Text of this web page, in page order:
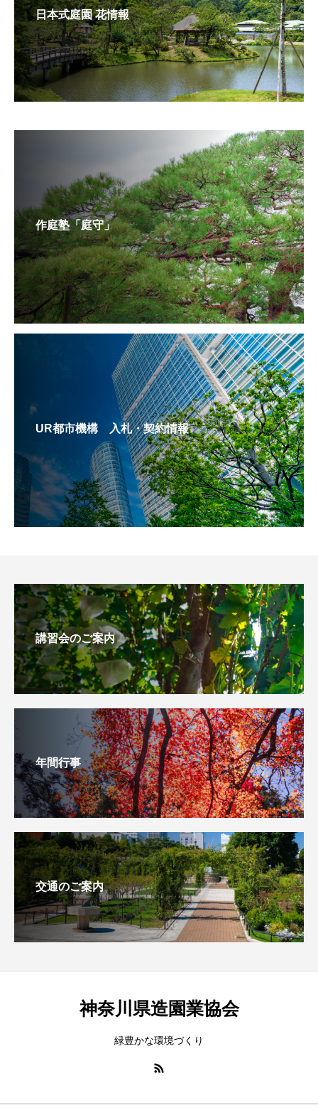
日本式庭園 花情報
作庭塾「庭守」
UR都市機構 入札・契約情報
講習会のご案内
年間行事
交通のご案内
神奈川県造園業協会
緑豊かな環境づくり